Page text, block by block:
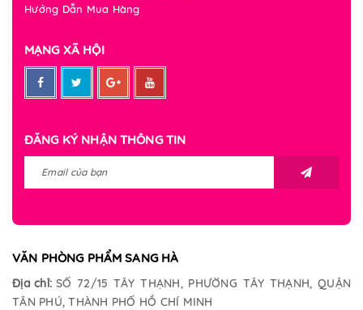
Hướng Dẫn Mua Hàng
MẠNG XÃ HỘI
ĐĂNG KÝ NHẬN THÔNG TIN
VĂN PHÒNG PHẨM SANG HÀ
Địa chỉ: SỐ 72/15 TÂY THẠNH, PHƯỜNG TÂY THẠNH, QUẬN
TÂN PHÚ, THÀNH PHỐ HỒ CHÍ MINH